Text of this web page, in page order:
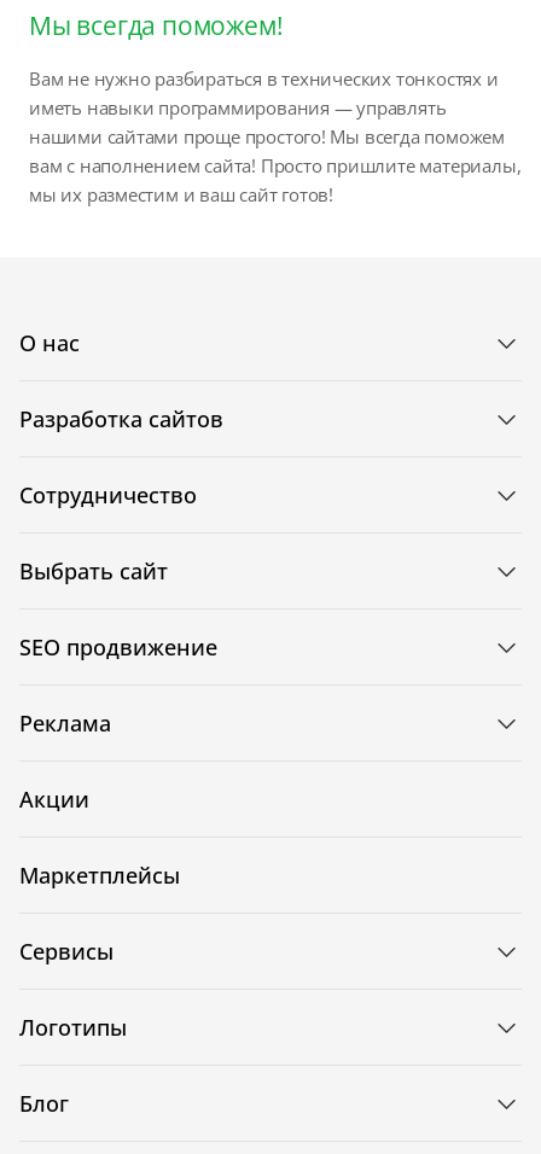
Мы всегда поможем!
Вам не нужно разбираться в технических тонкостях и
иметь навыки программирования — управлять
нашими сайтами проще простого! Мы всегда поможем
вам с наполнением сайта! Просто пришлите материалы,
мы их разместим и ваш сайт готов!
О нас
Разработка сайтов
Сотрудничество
Выбрать сайт
SEO продвижение
Реклама
Акции
Маркетплейсы
Сервисы
Логотипы
Блог